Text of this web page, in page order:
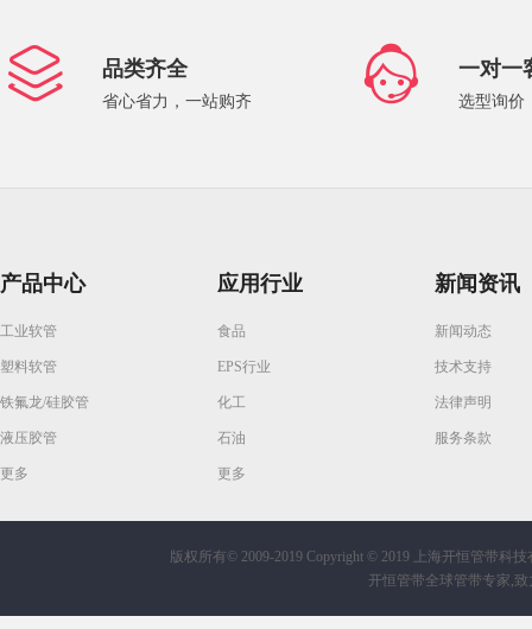
品类齐全
省心省力，一站购齐
一对一
选型询价
产品中心
工业软管
塑料软管
铁氟龙/硅胶管
液压胶管
更多
应用行业
食品
EPS行业
化工
石油
更多
新闻资讯
新闻动态
技术支持
法律声明
服务条款
版权所有© 2009-2019 Copyright © 2019 上海开恒管带科技
开恒管带全球管带专家,